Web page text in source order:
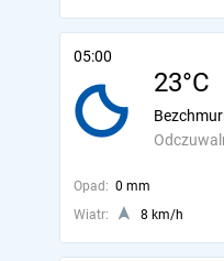
05:00
23°C
Opad: 0 mm
Wiatr:
8 km/h